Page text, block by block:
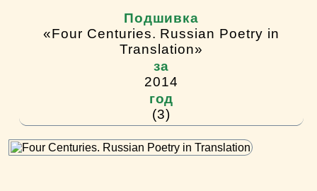
Подшивка
«Four Centuries. Russian Poetry in
Translation»
за
2014
год
(3)